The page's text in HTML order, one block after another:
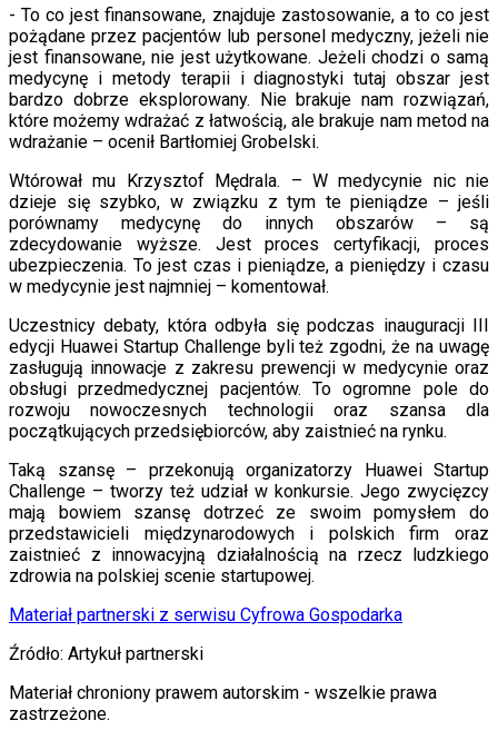
- To co jest finansowane, znajduje zastosowanie, a to co jest
pożądane przez pacjentów lub personel medyczny, jeżeli nie
jest finansowane, nie jest użytkowane. Jeżeli chodzi o samą
medycynę i metody terapii i diagnostyki tutaj obszar jest
bardzo dobrze eksplorowany. Nie brakuje nam rozwiązań,
które możemy wdrażać z łatwością, ale brakuje nam metod na
wdrażanie – ocenił Bartłomiej Grobelski.
Wtórował mu Krzysztof Mędrala. – W medycynie nic nie
dzieje się szybko, w związku z tym te pieniądze – jeśli
porównamy medycynę do innych obszarów – są
zdecydowanie wyższe. Jest proces certyfikacji, proces
ubezpieczenia. To jest czas i pieniądze, a pieniędzy i czasu
w medycynie jest najmniej – komentował.
Uczestnicy debaty, która odbyła się podczas inauguracji III
edycji Huawei Startup Challenge byli też zgodni, że na uwagę
zasługują innowacje z zakresu prewencji w medycynie oraz
obsługi przedmedycznej pacjentów. To ogromne pole do
rozwoju nowoczesnych technologii oraz szansa dla
początkujących przedsiębiorców, aby zaistnieć na rynku.
Taką szansę – przekonują organizatorzy Huawei Startup
Challenge – tworzy też udział w konkursie. Jego zwycięzcy
mają bowiem szansę dotrzeć ze swoim pomysłem do
przedstawicieli międzynarodowych i polskich firm oraz
zaistnieć z innowacyjną działalnością na rzecz ludzkiego
zdrowia na polskiej scenie startupowej.
Materiał partnerski z serwisu Cyfrowa Gospodarka
Źródło: Artykuł partnerski
Materiał chroniony prawem autorskim - wszelkie prawa
zastrzeżone.